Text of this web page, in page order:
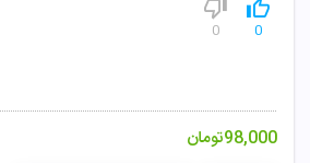
0
0
98,000تومان